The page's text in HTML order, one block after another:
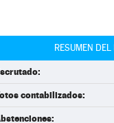
RESUMEN
contabilizados: